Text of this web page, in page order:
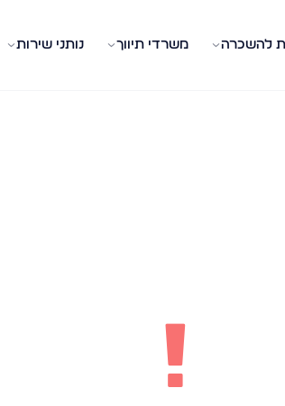
להשכרה משרדי תיווך נותני שירות
!